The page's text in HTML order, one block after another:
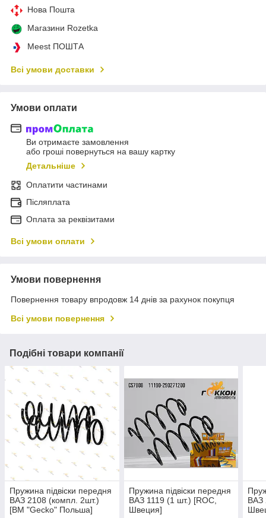
Нова Пошта
Магазини Rozetka
Meest ПОШТА
Всі умови доставки
Умови оплати
Ви отримаєте замовлення
або гроші повернуться на вашу картку
Детальніше
Оплатити частинами
Післяплата
Оплата за реквізитами
Всі умови оплати
Умови повернення
Повернення товару впродовж 14 днів за рахунок покупця
Всі умови повернення
Подібні товари компанії
Пружина підвіски передня
ВАЗ 2108 (компл. 2шт.)
[BM "Gecko" Польша]
Пружина підвіски передня
ВАЗ 1119 (1 шт.) [ROC,
Швеция]
ВАЗ